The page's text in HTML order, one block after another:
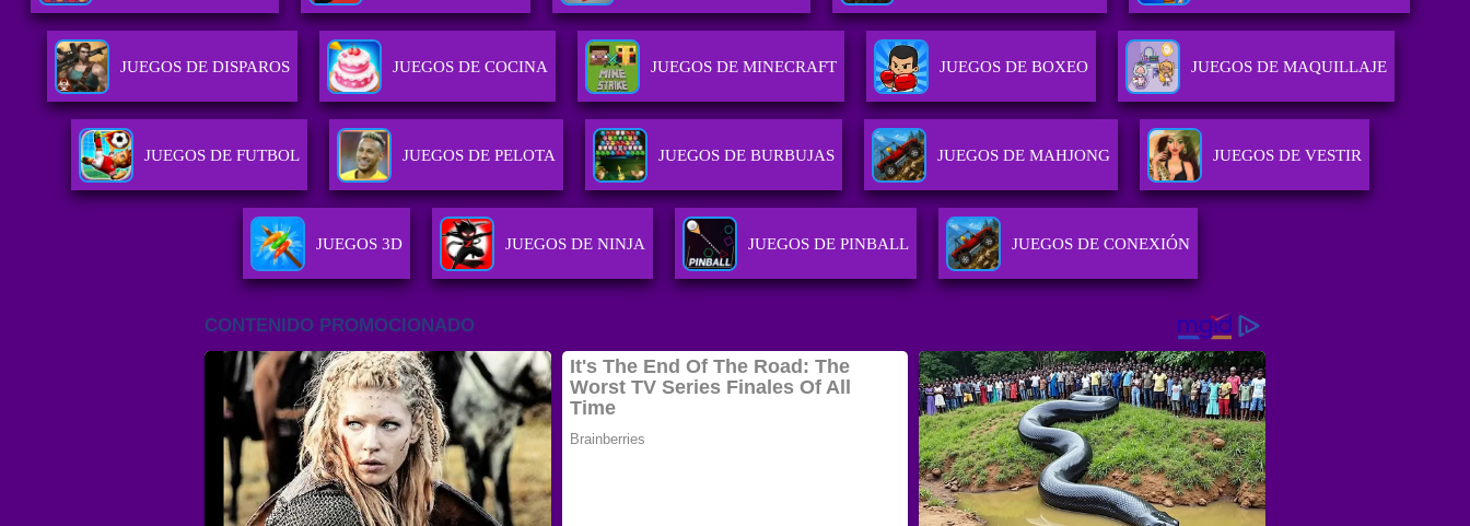
JUEGOS DE DISPAROS JUEGOS DE COCINA JUEGOS DE MINECRAFT JUEGOS DE BOXEO JUEGOS DE MAQUILLAJE
JUEGOS DE FUTBOL JUEGOS DE PELOTA JUEGOS DE BURBUJAS JUEGOS DE MAHJONG JUEGOS DE VESTIR
JUEGOS 3D JUEGOS DE NINJA JUEGOS DE PINBALL JUEGOS DE CONEXIÓN